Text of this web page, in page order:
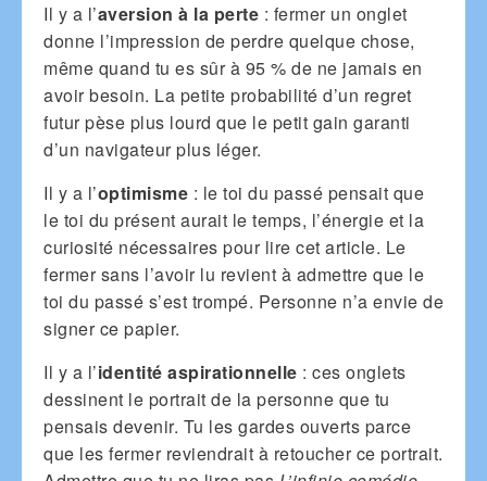
Il y a l’aversion à la perte : fermer un onglet
donne l’impression de perdre quelque chose,
même quand tu es sûr à 95 % de ne jamais en
avoir besoin. La petite probabilité d’un regret
futur pèse plus lourd que le petit gain garanti
d’un navigateur plus léger.
Il y a l’optimisme : le toi du passé pensait que
le toi du présent aurait le temps, l’énergie et la
curiosité nécessaires pour lire cet article. Le
fermer sans l’avoir lu revient à admettre que le
toi du passé s’est trompé. Personne n’a envie de
signer ce papier.
Il y a l’identité aspirationnelle : ces onglets
dessinent le portrait de la personne que tu
pensais devenir. Tu les gardes ouverts parce
que les fermer reviendrait à retoucher ce portrait.